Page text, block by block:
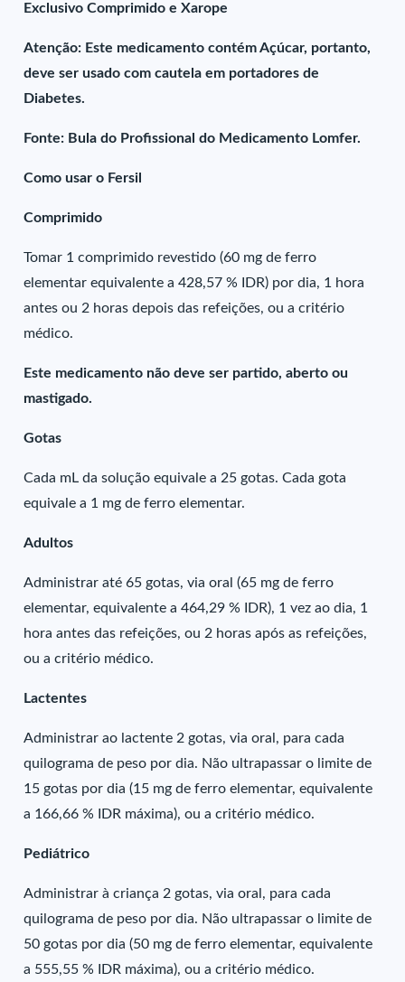
Exclusivo Comprimido e Xarope
Atenção: Este medicamento contém Açúcar, portanto,
deve ser usado com cautela em portadores de
Diabetes.
Fonte: Bula do Profissional do Medicamento Lomfer.
Como usar o Fersil
Comprimido
Tomar 1 comprimido revestido (60 mg de ferro
elementar equivalente a 428,57 % IDR) por dia, 1 hora
antes ou 2 horas depois das refeições, ou a critério
médico.
Este medicamento não deve ser partido, aberto ou
mastigado.
Gotas
Cada mL da solução equivale a 25 gotas. Cada gota
equivale a 1 mg de ferro elementar.
Adultos
Administrar até 65 gotas, via oral (65 mg de ferro
elementar, equivalente a 464,29 % IDR), 1 vez ao dia, 1
hora antes das refeições, ou 2 horas após as refeições,
ou a critério médico.
Lactentes
Administrar ao lactente 2 gotas, via oral, para cada
quilograma de peso por dia. Não ultrapassar o limite de
15 gotas por dia (15 mg de ferro elementar, equivalente
a 166,66 % IDR máxima), ou a critério médico.
Pediátrico
Administrar à criança 2 gotas, via oral, para cada
quilograma de peso por dia. Não ultrapassar o limite de
50 gotas por dia (50 mg de ferro elementar, equivalente
a 555,55 % IDR máxima), ou a critério médico.